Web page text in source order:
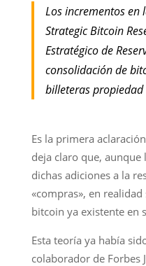
Los incrementos en
Strategic Bitcoin
Estratégico de
consolidación de
billeteras propiedad
Es la primera
deja claro que,
dichas adiciones a la
«compras», en
bitcoin ya existente en
Esta teoría ya había
colaborador de Forbes